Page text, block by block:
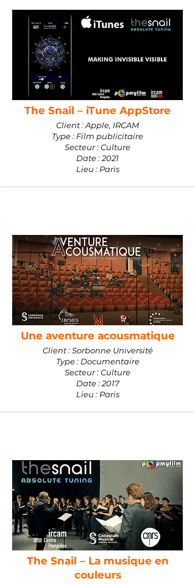
The Snail – iTune AppStore
Client : Apple, IRCAM
Type : Film publicitaire
Secteur : Culture
Date : 2021
Lieu : Paris
Une aventure acousmatique
Client : Sorbonne Université
Type : Documentaire
Secteur : Culture
Date : 2017
Lieu : Paris
The Snail – La musique en
couleurs